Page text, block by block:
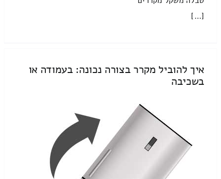
[…]
איך להוביל מקרר בצורה נכונה: בעמודה או
בשכיבה